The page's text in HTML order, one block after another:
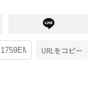
URLをコピー